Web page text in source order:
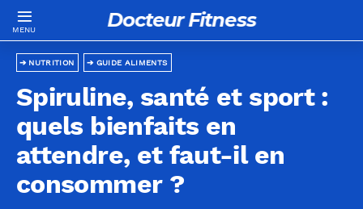
Docteur Fitness
GUIDE ALIMENTS
NUTRITION
Spiruline, santé et sport :
quels bienfaits en
attendre, et faut-il en
consommer ?